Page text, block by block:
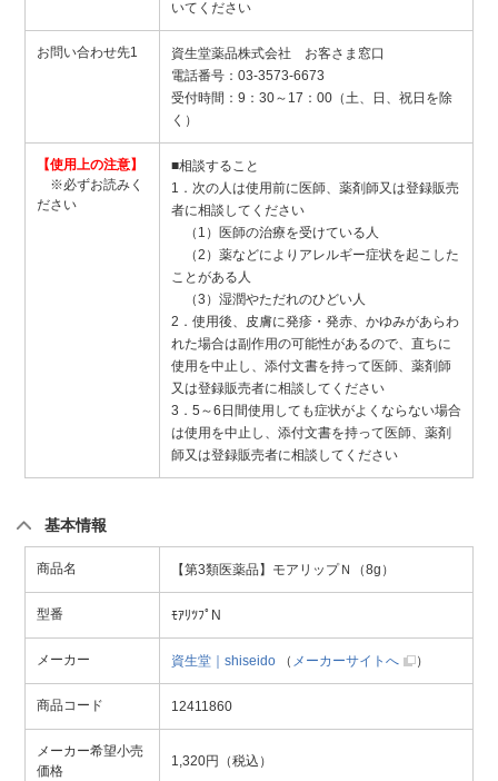
いてください
お問い合わせ先1
資生堂薬品株式会社 お客さま窓口
電話番号：03-3573-6673
受付時間：9：30～17：00（土、日、祝日を除
く）
【使用上の注意】
※必ずお読みく
ださい
■相談すること
1．次の人は使用前に医師、薬剤師又は登録販売
者に相談してください
（1）医師の治療を受けている人
（2）薬などによりアレルギー症状を起こした
ことがある人
（3）湿潤やただれのひどい人
2．使用後、皮膚に発疹・発赤、かゆみがあらわ
れた場合は副作用の可能性があるので、直ちに
使用を中止し、添付文書を持って医師、薬剤師
又は登録販売者に相談してください
3．5～6日間使用しても症状がよくならない場合
は使用を中止し、添付文書を持って医師、薬剤
師又は登録販売者に相談してください
基本情報
商品名 【第3類医薬品】モアリップＮ（8g）
型番 ﾓｱﾘﾂﾌﾟN
メーカー 資生堂｜shiseido （ メーカーサイトへ ）
商品コード 12411860
メーカー希望小売
価格
1,320円（税込）